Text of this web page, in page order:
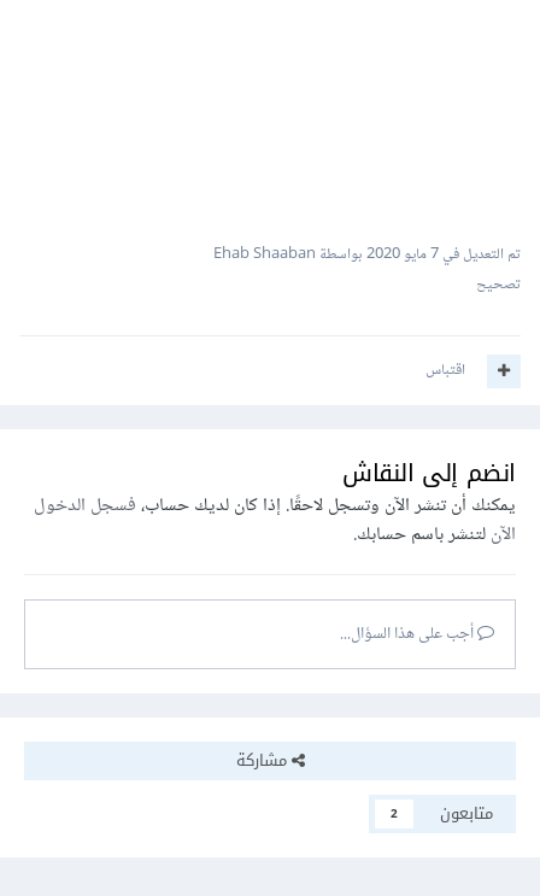
تم التعديل في7 مايو 2020
بواسطة Ehab Shaaban
تصحيح
اقتباس
انضم إلى النقاش
يمكنك أن تنشر الآن وتسجل لاحقًا. إذا كان لديك حساب،فسجل الدخول
الآنلتنشر باسم حسابك.
أجب على هذا السؤال...
مشاركة
متابعون
2